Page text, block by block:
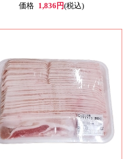
価格 1,836円(税込)